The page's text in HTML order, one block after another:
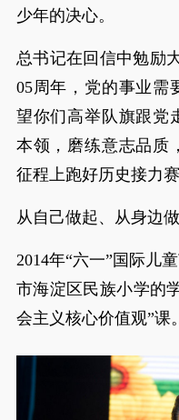
少年的决心。
总书记在回信中勉励
05周年，党的事业需
望你们高举队旗跟党
本领，磨练意志品质
征程上跑好历史接力赛
从自己做起、从身边
2014年“六一”国际儿
市海淀区民族小学的
会主义核心价值观”课。